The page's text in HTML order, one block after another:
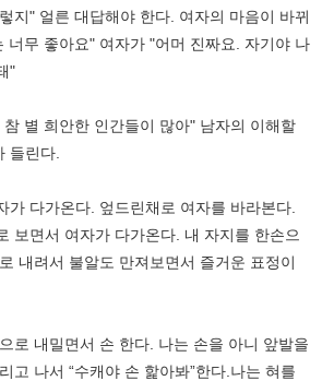
지" 얼른 대답해야 한다. 여자의 마음이 바뀌
너무 좋아요" 여자가 "어머 진짜요. 자기야 나
"
별 희안한 인간들이 많아" 남자의 이해할
들린다.
가 다가온다. 엎드린채로 여자를 바라본다.
보면서 여자가 다가온다. 내 자지를 한손으
내려서 불알도 만져보면서 즐거운 표정이
로 내밀면서 손 한다. 나는 손을 아니 앞발을
고 나서 “수캐야 손 핥아봐”한다.나는 혀를